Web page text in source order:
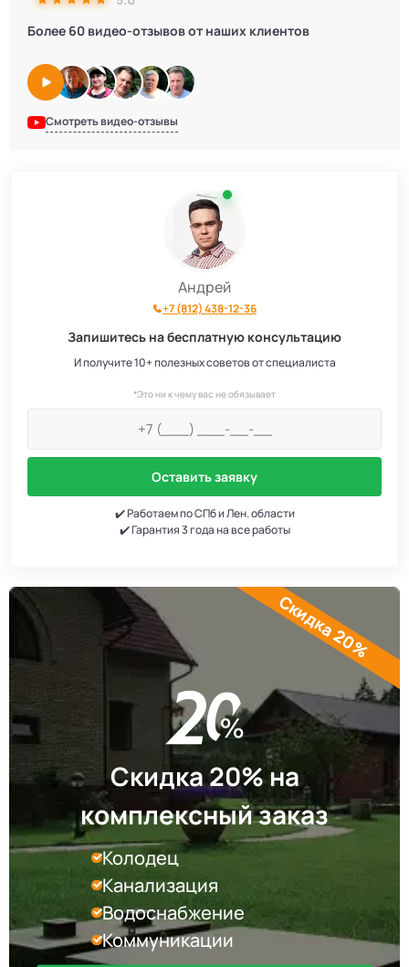
Более 60 видео-отзывов от наших клиентов
Смотреть видео-отзывы
Андрей
+7 (812) 438-12-36
Запишитесь на бесплатную консультацию
И получите 10+ полезных советов от специалиста
*Это ни к чему вас не обязывает
Оставить заявку
✔️ Работаем по СПб и Лен. области
✔️ Гарантия 3 года на все работы
Скидка 20% на
комплексный заказ
Колодец
Канализация
Водоснабжение
Коммуникации
Скидка 20%